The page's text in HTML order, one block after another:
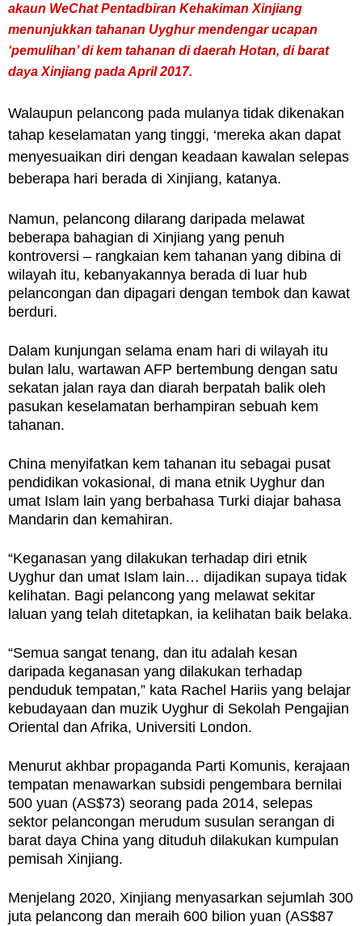
akaun WeChat Pentadbiran Kehakiman Xinjiang
menunjukkan tahanan Uyghur mendengar ucapan
‘pemulihan’ di kem tahanan di daerah Hotan, di barat
daya Xinjiang pada April 2017.
Walaupun pelancong pada mulanya tidak dikenakan
tahap keselamatan yang tinggi, ‘mereka akan dapat
menyesuaikan diri dengan keadaan kawalan selepas
beberapa hari berada di Xinjiang, katanya.
Namun, pelancong dilarang daripada melawat
beberapa bahagian di Xinjiang yang penuh
kontroversi – rangkaian kem tahanan yang dibina di
wilayah itu, kebanyakannya berada di luar hub
pelancongan dan dipagari dengan tembok dan kawat
berduri.
Dalam kunjungan selama enam hari di wilayah itu
bulan lalu, wartawan AFP bertembung dengan satu
sekatan jalan raya dan diarah berpatah balik oleh
pasukan keselamatan berhampiran sebuah kem
tahanan.
China menyifatkan kem tahanan itu sebagai pusat
pendidikan vokasional, di mana etnik Uyghur dan
umat Islam lain yang berbahasa Turki diajar bahasa
Mandarin dan kemahiran.
“Keganasan yang dilakukan terhadap diri etnik
Uyghur dan umat Islam lain… dijadikan supaya tidak
kelihatan. Bagi pelancong yang melawat sekitar
laluan yang telah ditetapkan, ia kelihatan baik belaka.
“Semua sangat tenang, dan itu adalah kesan
daripada keganasan yang dilakukan terhadap
penduduk tempatan,” kata Rachel Hariis yang belajar
kebudayaan dan muzik Uyghur di Sekolah Pengajian
Oriental dan Afrika, Universiti London.
Menurut akhbar propaganda Parti Komunis, kerajaan
tempatan menawarkan subsidi pengembara bernilai
500 yuan (AS$73) seorang pada 2014, selepas
sektor pelancongan merudum susulan serangan di
barat daya China yang dituduh dilakukan kumpulan
pemisah Xinjiang.
Menjelang 2020, Xinjiang menyasarkan sejumlah 300
juta pelancong dan meraih 600 bilion yuan (AS$87